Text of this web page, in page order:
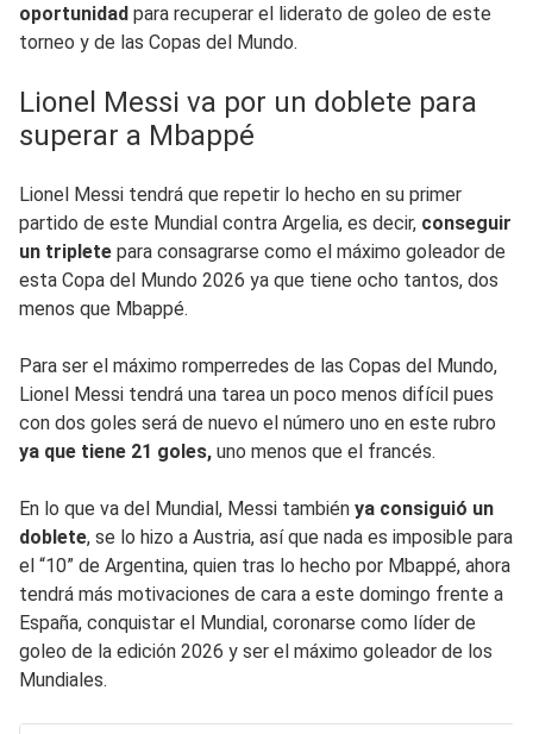
oportunidad para recuperar el liderato de goleo de este
torneo y de las Copas del Mundo.
Lionel Messi va por un doblete para
superar a Mbappé
Lionel Messi tendrá que repetir lo hecho en su primer
partido de este Mundial contra Argelia, es decir, conseguir
un triplete para consagrarse como el máximo goleador de
esta Copa del Mundo 2026 ya que tiene ocho tantos, dos
menos que Mbappé.
Para ser el máximo romperredes de las Copas del Mundo,
Lionel Messi tendrá una tarea un poco menos difícil pues
con dos goles será de nuevo el número uno en este rubro
ya que tiene 21 goles, uno menos que el francés.
En lo que va del Mundial, Messi también ya consiguió un
doblete, se lo hizo a Austria, así que nada es imposible para
el “10” de Argentina, quien tras lo hecho por Mbappé, ahora
tendrá más motivaciones de cara a este domingo frente a
España, conquistar el Mundial, coronarse como líder de
goleo de la edición 2026 y ser el máximo goleador de los
Mundiales.